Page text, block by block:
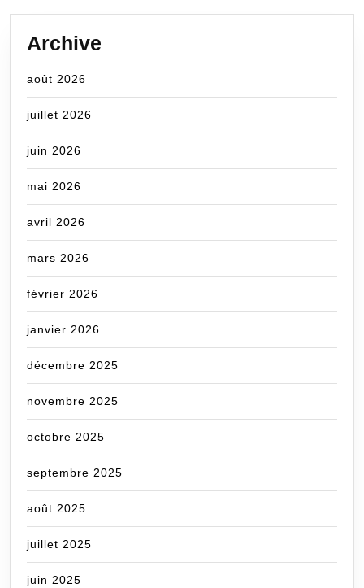
Archive
août 2026
juillet 2026
juin 2026
mai 2026
avril 2026
mars 2026
février 2026
janvier 2026
décembre 2025
novembre 2025
octobre 2025
septembre 2025
août 2025
juillet 2025
juin 2025